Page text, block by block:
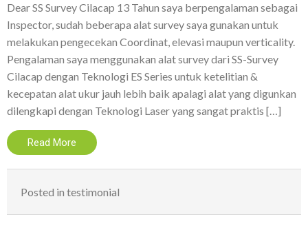
Dear SS Survey Cilacap 13 Tahun saya berpengalaman sebagai
Inspector, sudah beberapa alat survey saya gunakan untuk
melakukan pengecekan Coordinat, elevasi maupun verticality.
Pengalaman saya menggunakan alat survey dari SS-Survey
Cilacap dengan Teknologi ES Series untuk ketelitian &
kecepatan alat ukur jauh lebih baik apalagi alat yang digunkan
dilengkapi dengan Teknologi Laser yang sangat praktis […]
Read More
Posted in testimonial